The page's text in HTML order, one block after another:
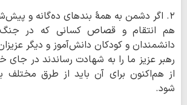
۲. اگر دشمن به همۀ بندهای ده‌گانه و
هم انتقام و قصاص کسانی که در جنگ
دانشمندان و کودکان دانش‌آموز و دیگر
رهبر عزیز ما را به شهادت رساندند در
از هم‌اکنون برای آن باید از طرق مختلف
شود.